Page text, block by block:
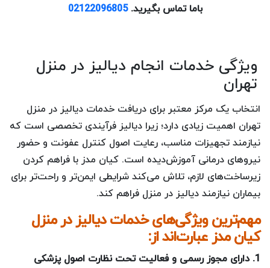
باما تماس بگیرید.02122096805
ویژگی خدمات انجام دیالیز در منزل
تهران
انتخاب یک مرکز معتبر برای دریافت خدمات دیالیز در منزل
تهران اهمیت زیادی دارد؛ زیرا دیالیز فرآیندی تخصصی است که
نیازمند تجهیزات مناسب، رعایت اصول کنترل عفونت و حضور
نیروهای درمانی آموزش‌دیده است. کیان مدز با فراهم کردن
زیرساخت‌های لازم، تلاش می‌کند شرایطی ایمن‌تر و راحت‌تر برای
بیماران نیازمند دیالیز در منزل فراهم کند.
مهم‌ترین ویژگی‌های خدمات دیالیز در منزل
کیان مدز عبارت‌اند از:
1. دارای مجوز رسمی و فعالیت تحت نظارت اصول پزشکی